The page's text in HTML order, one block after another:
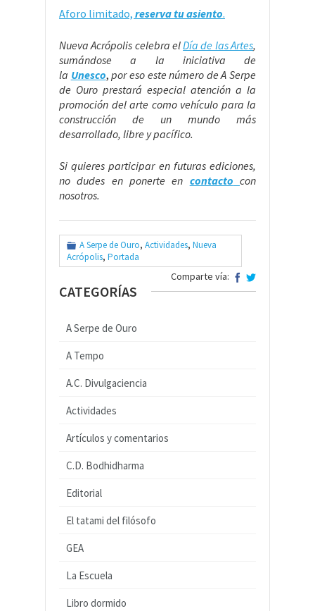
Aforo limitado, reserva tu asiento.
Nueva Acrópolis celebra elDía de las Artes,
sumándose a la iniciativa de
la Unesco, por eso este número de A Serpe
de Ouro prestará especial atención a la
promoción del arte como vehículo para la
construcción de un mundo más
desarrollado, libre y pacífico.
Si quieres participar en futuras ediciones,
no dudes en ponerte en contacto con
nosotros.
A Serpe de Ouro, Actividades, Nueva
Acrópolis, Portada
Comparte vía:
CATEGORÍAS
A Serpe de Ouro
A Tempo
A.C. Divulgaciencia
Actividades
Artículos y comentarios
C.D. Bodhidharma
Editorial
El tatami del filósofo
GEA
La Escuela
Libro dormido